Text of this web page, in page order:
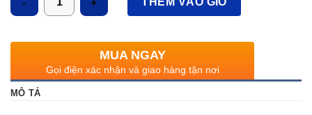
MUA NGAY
Gọi điện xác nhận và giao hàng tận nơi
MÔ TẢ